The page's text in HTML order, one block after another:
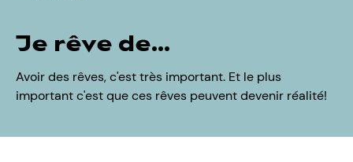
Je rêve de...
Avoir des rêves, c'est très important. Et le plus
important c'est que ces rêves peuvent devenir réalité!